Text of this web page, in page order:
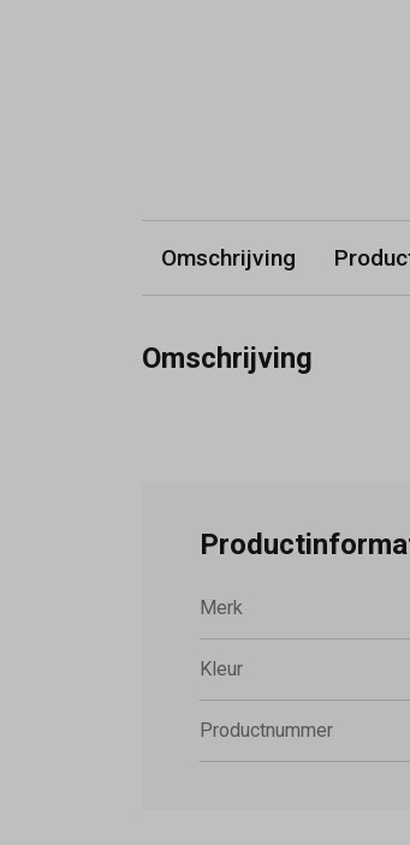
Omschrijving
Omschrijving
Merk
Kleur
Productnummer